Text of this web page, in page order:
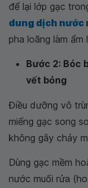
để lại lớp gạc
dung dịch nước
pha loãng làm ẩm
Bước 2: Bóc
vết bỏng
Điều dưỡng vô
miếng gạc song
không gây chảy
Dùng gạc mềm
nước muối rửa